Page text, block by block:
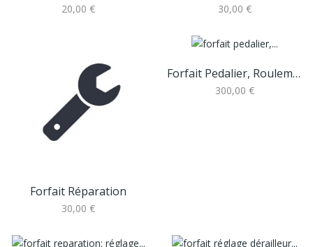
20,00 € 30,00 €
Forfait Réparation
30,00 €
Forfait Pedalier, Roulements, Chaine, Plateau
300,00 €